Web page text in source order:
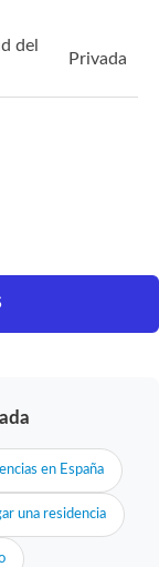
del
Privada
en España
una residencia